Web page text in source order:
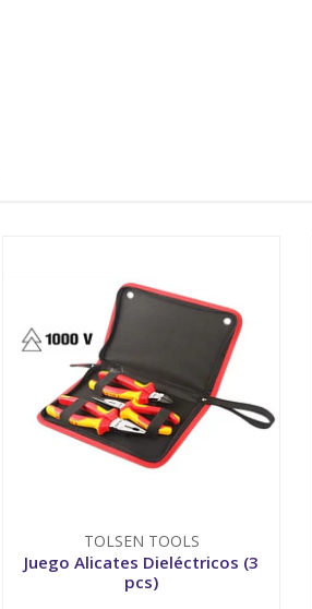
TOLSEN TOOLS
Juego Alicates Dieléctricos (3
pcs)